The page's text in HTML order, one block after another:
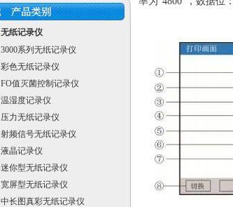
无纸记录仪
3000系列无纸记录仪
彩色无纸记录仪
FO值灭菌控制记录仪
温湿度记录仪
压力无纸记录仪
射频信号无纸记录仪
液晶记录仪
迷你型无纸记录仪
宽屏型无纸记录仪
中长图真彩无纸记录仪